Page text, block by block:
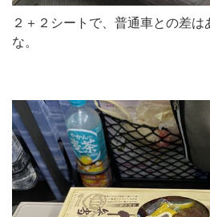
２＋２シートで、普通車との差
な。